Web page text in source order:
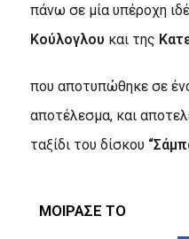
πάνω σε μία υπέροχη
Κούλογλου και της
που αποτυπώθηκε σε
αποτέλεσμα, και
ταξίδι του δίσκου
ΜΟΙΡΑΣΕ ΤΟ